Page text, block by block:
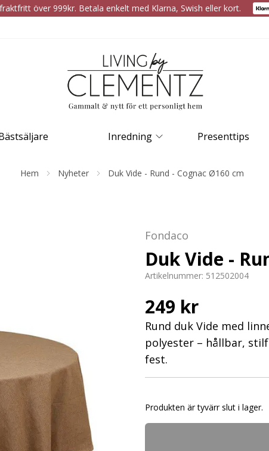
över 999kr. Betala enkelt med Klarna, Swish eller kort.
Inredning Presenttips
Hem Nyheter Duk Vide - Rund - Cognac Ø160 cm
Fondaco
Duk Vide -
Artikelnummer: 512502004
249 kr
Rund duk Vide med
polyester – hållbar,
fest.
Produkten är tyvärr slut i lager.